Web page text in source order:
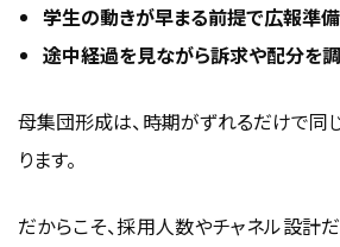
学生の動きが早まる前提で広報準
途中経過を見ながら訴求や配分を
母集団形成は、時期がずれるだけで同
ります。
だからこそ、採用人数やチャネル設計